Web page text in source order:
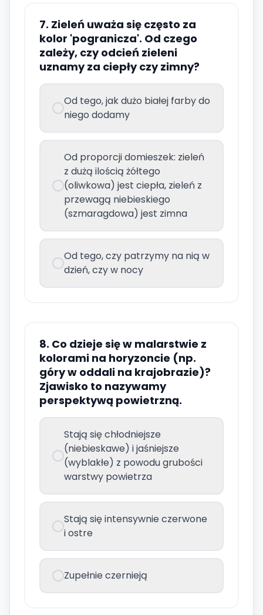
7. Zieleń uważa się często za
kolor 'pogranicza'. Od czego
zależy, czy odcień zieleni
uznamy za ciepły czy zimny?
Od tego, jak dużo białej farby do
niego dodamy
Od proporcji domieszek: zieleń
z dużą ilością żółtego
(oliwkowa) jest ciepła, zieleń z
przewagą niebieskiego
(szmaragdowa) jest zimna
Od tego, czy patrzymy na nią w
dzień, czy w nocy
8. Co dzieje się w malarstwie z
kolorami na horyzoncie (np.
góry w oddali na krajobrazie)?
Zjawisko to nazywamy
perspektywą powietrzną.
Stają się chłodniejsze
(niebieskawe) i jaśniejsze
(wyblakłe) z powodu grubości
warstwy powietrza
Stają się intensywnie czerwone
i ostre
Zupełnie czernieją